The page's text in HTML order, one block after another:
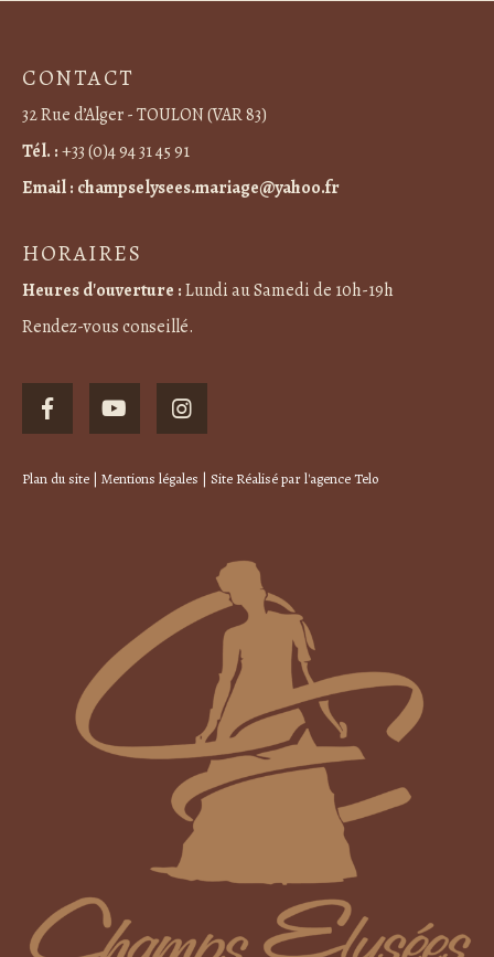
CONTACT
32 Rue d’Alger - TOULON (VAR 83)
Tél. :+33 (0)4 94 31 45 91
Email : champselysees.mariage@yahoo.fr
HORAIRES
Heures d'ouverture :Lundi au Samedi de 10h-19h
Rendez-vous conseillé.
Plan du site | Mentions légales | Site Réalisé parl'agence Telo